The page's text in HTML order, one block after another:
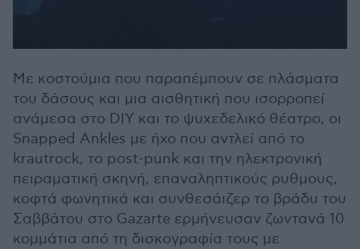
Με κοστούμια που παραπέμπουν σε πλάσματα
του δάσους και μια αισθητική που ισορροπεί
ανάμεσα στο DIY και το ψυχεδελικό θέατρο, οι
Snapped Ankles με ήχο που αντλεί από το
krautrock, το post-punk και την ηλεκτρονική
πειραματική σκηνή, επαναληπτικούς ρυθμους,
κοφτά φωνητικά και συνθεσάιζερ το βράδυ του
Σαββάτου στο Gazarte ερμήνευσαν ζωντανά 10
κομμάτια από τη δισκογραφία τους με